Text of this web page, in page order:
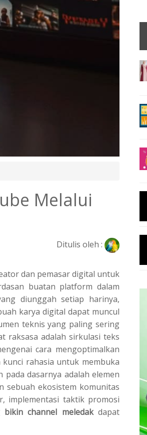
Melalui
Ditulis oleh :
dan pemasar digital untuk
buatan platform dalam
diunggah setiap harinya,
karya digital dapat muncul
teknis yang paling sering
raksasa adalah sirkulasi teks
cara mengoptimalkan
rahasia untuk membuka
dasarnya adalah elemen
ekosistem komunitas
implementasi taktik promosi
channel meledakdapat